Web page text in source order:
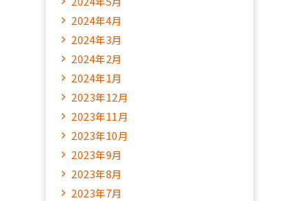
2024年4月
2024年3月
2024年2月
2024年1月
2023年12月
2023年11月
2023年10月
2023年9月
2023年8月
2023年7月